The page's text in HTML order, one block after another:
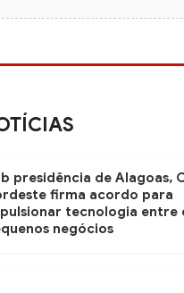
presidência de Alagoas,
firma acordo para
tecnologia entre
negócios